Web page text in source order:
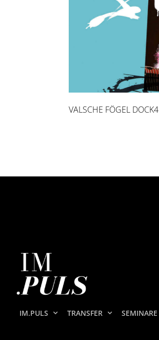
VALSCHE FÖGEL DOCK4
IM.PULS TRANSFER SEMINARE